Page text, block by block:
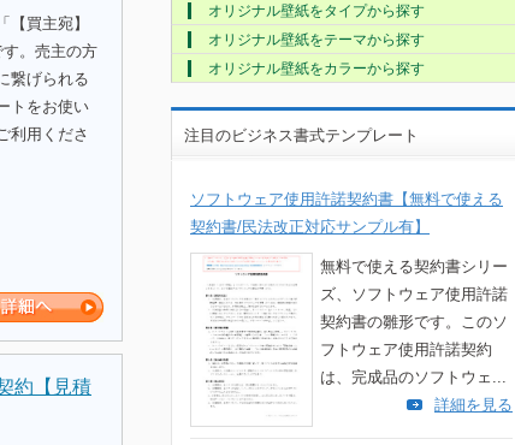
買主宛】
。売主の方
繋げられる
トをお使い
利用くださ
約【見積
オリジナル壁紙をタイプから探す
オリジナル壁紙をテーマから探す
オリジナル壁紙をカラーから探す
注目のビジネス書式テンプレート
ソフトウェア使用許諾契約書【無料で使える
契約書/民法改正対応サンプル有】
無料で使える契約書シリー
ズ、ソフトウェア使用許諾
契約書の雛形です。このソ
フトウェア使用許諾契約
は、完成品のソフトウェ...
詳細を見る